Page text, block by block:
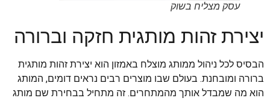
עסק מצליח בשוק
יצירת זהות מותגית חזקה וברורה
הבסיס לכל ניהול ממותג מוצלח באמזון הוא יצירת זהות מותגית
ברורה ומובחנת. בעולם שבו מוצרים רבים נראים דומים, המותג
הוא מה שמבדל אותך מהמתחרים. זה מתחיל בבחירת שם מותג